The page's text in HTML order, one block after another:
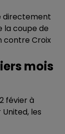
directement
la coupe de
contre Croix
mois
févier à
les